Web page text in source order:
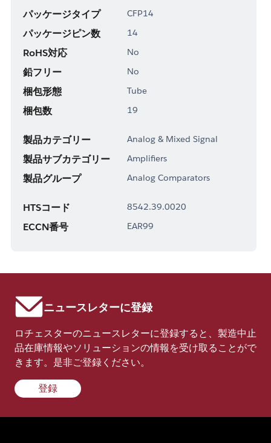
パッケージタイプ CFP14
パッケージピン数 14
RoHS対応 No
鉛フリー No
梱包形態 Tube
梱包数 19
製品カテゴリー Analog & Mixed Signal
製品サブカテゴリー Amplifiers
製品グループ Analog Comparators
HTSコード 8542.39.0020
ECCN番号 EAR99
ニュースレターに登録
ロチェスターのニュースレターに登録すると、製造中止
品在庫情報やソリューションの情報を受け取ることがで
きます。是非ご登録ください。
登録